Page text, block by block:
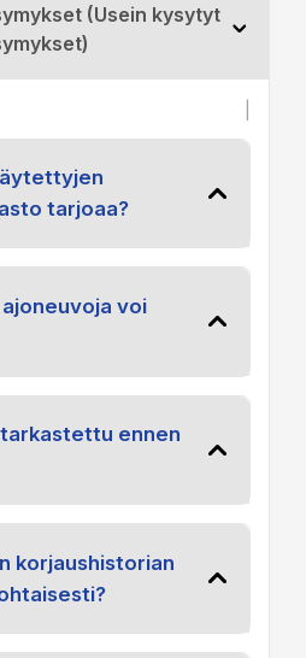
(Usein kysytyt
tarjoaa?
voi
ennen
korjaushistorian